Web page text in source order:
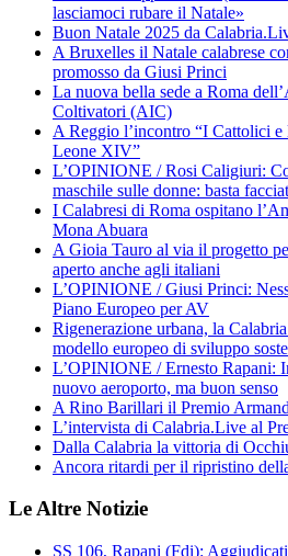
lasciamoci rubare il Natale»
Buon Natale 2025 da
A Bruxelles il Natale calabrese
promosso da Giusi Princi
La nuova bella sede a Roma
Coltivatori (AIC)
A Reggio l’incontro “I Cattolici e
Leone XIV”
L’OPINIONE / Rosi Caligiuri:
maschile sulle donne: basta
I Calabresi di Roma ospitano
Mona Abuara
A Gioia Tauro al via il progetto
aperto anche agli italiani
L’OPINIONE / Giusi Princi:
Piano Europeo per AV
Rigenerazione urbana, la
modello europeo di sviluppo
L’OPINIONE / Ernesto Rapani:
nuovo aeroporto, ma buon senso
A Rino Barillari il Premio
L’intervista di Calabria.Live al
Dalla Calabria la vittoria di
Ancora ritardi per il ripristino
Le Altre Notizie
SS 106, Rapani (Fdi):